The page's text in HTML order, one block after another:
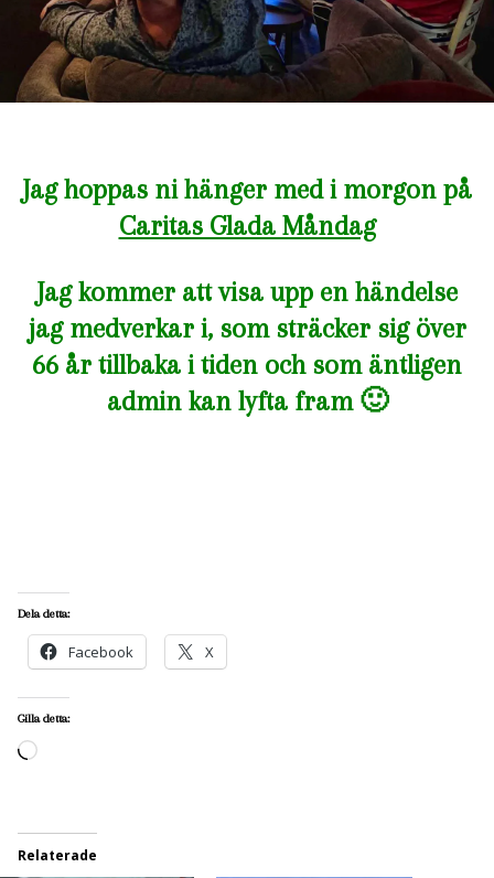
Jag hoppas ni hänger med i morgon på
Caritas Glada Måndag
Jag kommer att visa upp en händelse
jag medverkar i, som sträcker sig över
66 år tillbaka i tiden och som äntligen
admin kan lyfta fram 🙂
Dela detta:
Facebook X
Gilla detta:
Laddar
Relaterade